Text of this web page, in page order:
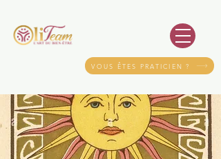
VOUS ÊTES PRATICIEN ?